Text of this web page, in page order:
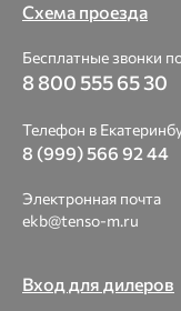
Схема проезда
Бесплатные звонки
8 800 555 65 30
Телефон в
8 (999) 566 92 44
Электронная почта
ekb@tenso-m.ru
Вход для дилеров